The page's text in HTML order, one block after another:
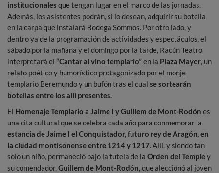
institucionales que tengan lugar en el marco de las jornadas.
Además, los asistentes podrán, si lo desean, adquirir su botella
en la carpa que instalará Bodega Sommos. Por otro lado, y
dentro ya de la programación de actividades y espectáculos, el
sábado por la mañana y el domingo por la tarde, Racún Teatro
interpretará el “Cantar al vino templario”en la Plaza Mayor, un
relato poético y humorístico protagonizado por el monje
templario Beremundo y un bufón tras el cual se sortearán
botellas entre los allí presentes.
El Homenaje Templario a Jaime I y Guillem de Mont-Rodón es
una cita cultural que se celebra cada año para conmemorar la
estancia de Jaime I el Conquistador, futuro rey de Aragón, en
la ciudad montisonense entre 1214 y 1217. Allí, y siendo tan
solo un niño, permaneció bajo la tutela de la Orden del Templey
su comendador,Guillem de Mont-Rodón, que aleccionó al joven